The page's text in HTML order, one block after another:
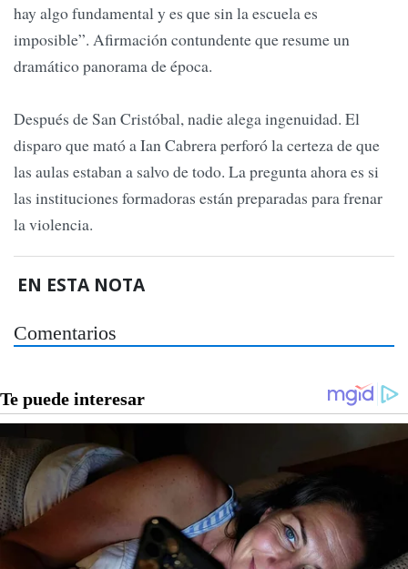
hay algo fundamental y es que sin la escuela es
imposible”. Afirmación contundente que resume un
dramático panorama de época.
Después de San Cristóbal, nadie alega ingenuidad. El
disparo que mató a Ian Cabrera perforó la certeza de que
las aulas estaban a salvo de todo. La pregunta ahora es si
las instituciones formadoras están preparadas para frenar
la violencia.
EN ESTA NOTA
Comentarios